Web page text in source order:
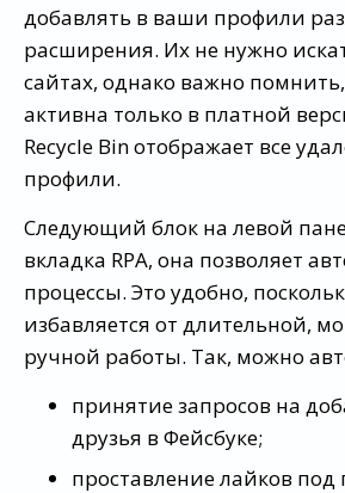
добавлять в ваши профили
расширения. Их не нужно
сайтах, однако важно
активна только в платной
Recycle Bin отображает все
профили.
Следующий блок на левой
вкладка RPA, она позволяет
процессы. Это удобно,
избавляется от длительной,
ручной работы. Так, можно
принятие запросов на
друзья в Фейсбуке;
проставление лайков под